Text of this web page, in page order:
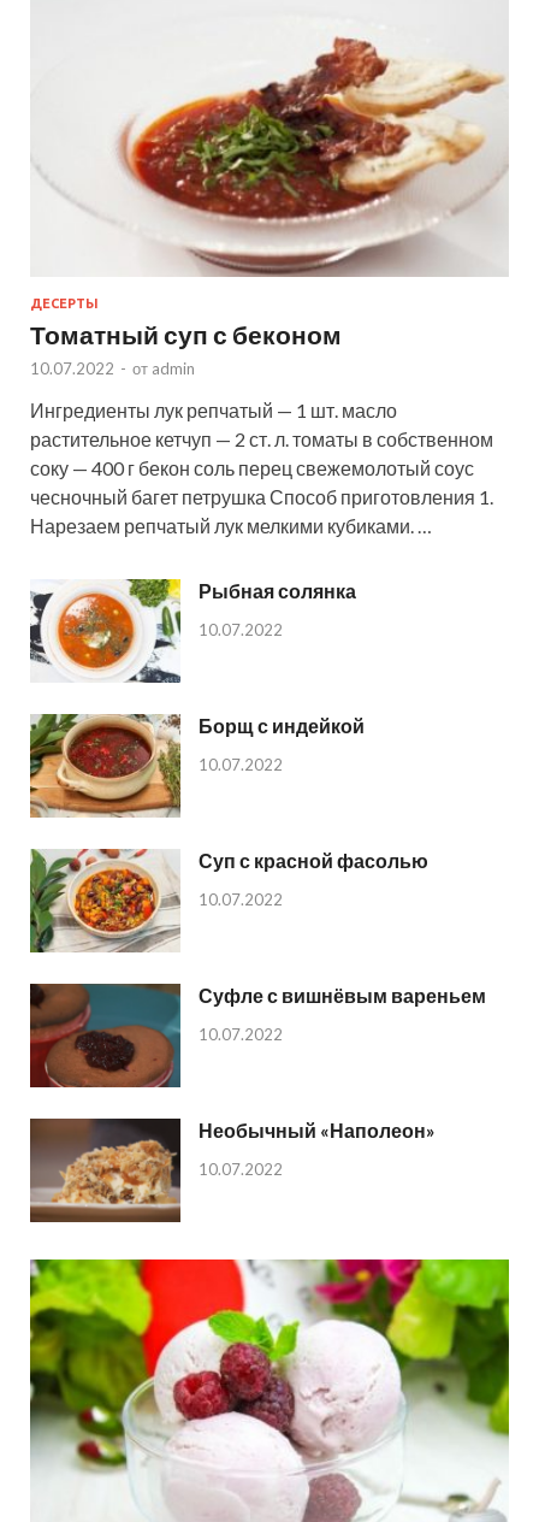
ДЕСЕРТЫ
Томатный суп с беконом
10.07.2022 - от admin
Ингредиенты лук репчатый — 1 шт. масло
растительное кетчуп — 2 ст. л. томаты в собственном
соку — 400 г бекон соль перец свежемолотый соус
чесночный багет петрушка Способ приготовления 1.
Нарезаем репчатый лук мелкими кубиками. …
Рыбная солянка
10.07.2022
Борщ с индейкой
10.07.2022
Суп с красной фасолью
10.07.2022
Суфле с вишнёвым вареньем
10.07.2022
Необычный «Наполеон»
10.07.2022